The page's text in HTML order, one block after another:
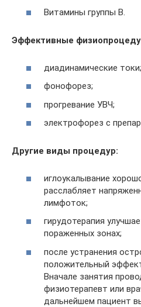
Витамины группы В.
Эффективные
диадинамические токи;
фонофорез;
прогревание УВЧ;
электрофорез с
Другие виды процедур:
иглоукалывание
расслабляет
лимфоток;
гирудотерапия
пораженных зонах;
после устранения
положительный
Вначале занятия
физиотерапевт или
дальнейшем пациент